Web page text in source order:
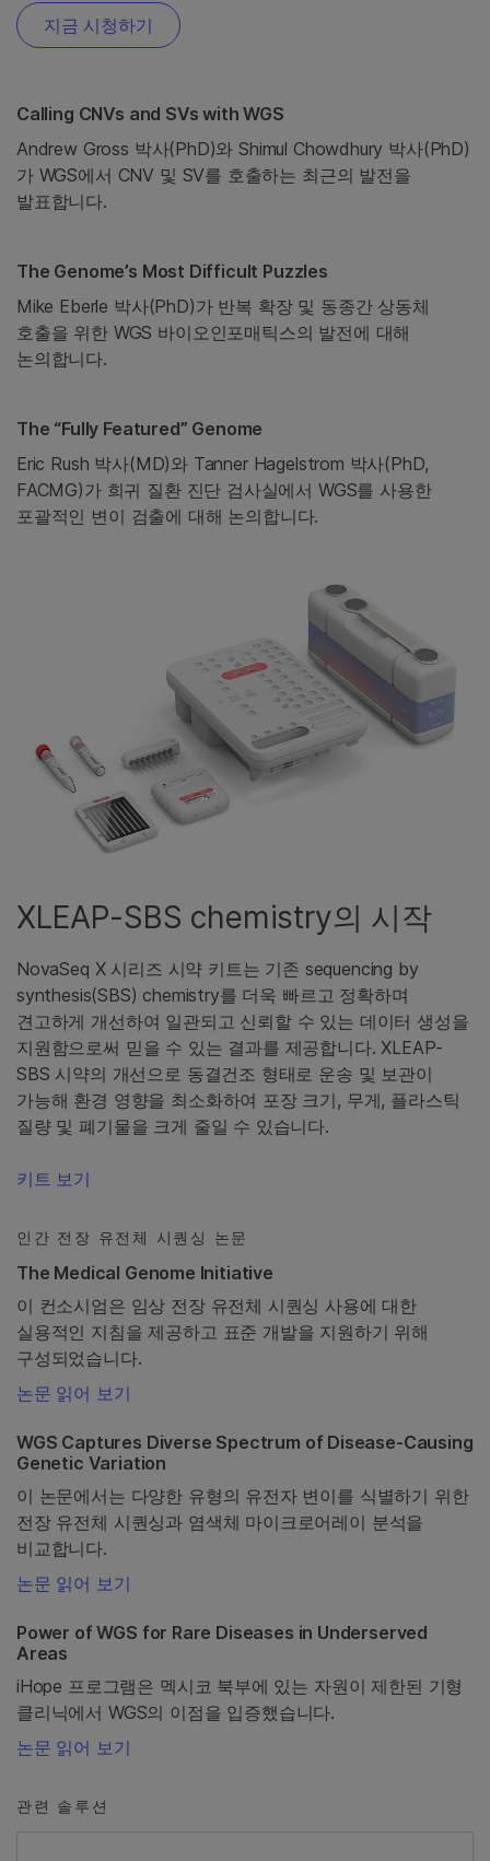
지금 시청하기
Calling CNVs and SVs with WGS
Andrew Gross 박사(PhD)와 Shimul Chowdhury 박사(PhD)
가 WGS에서 CNV 및 SV를 호출하는 최근의 발전을
발표합니다.
The Genome’s Most Difficult Puzzles
Mike Eberle 박사(PhD)가 반복 확장 및 동종간 상동체
호출을 위한 WGS 바이오인포매틱스의 발전에 대해
논의합니다.
The “Fully Featured” Genome
Eric Rush 박사(MD)와 Tanner Hagelstrom 박사(PhD,
FACMG)가 희귀 질환 진단 검사실에서 WGS를 사용한
포괄적인 변이 검출에 대해 논의합니다.
XLEAP-SBS chemistry의 시작
NovaSeq X 시리즈 시약 키트는 기존 sequencing by
synthesis(SBS) chemistry를 더욱 빠르고 정확하며
견고하게 개선하여 일관되고 신뢰할 수 있는 데이터 생성을
지원함으로써 믿을 수 있는 결과를 제공합니다. XLEAP-
SBS 시약의 개선으로 동결건조 형태로 운송 및 보관이
가능해 환경 영향을 최소화하여 포장 크기, 무게, 플라스틱
질량 및 폐기물을 크게 줄일 수 있습니다.
키트 보기
인간 전장 유전체 시퀀싱 논문
The Medical Genome Initiative
이 컨소시엄은 임상 전장 유전체 시퀀싱 사용에 대한
실용적인 지침을 제공하고 표준 개발을 지원하기 위해
구성되었습니다.
논문 읽어 보기
WGS Captures Diverse Spectrum of Disease-Causing
Genetic Variation
이 논문에서는 다양한 유형의 유전자 변이를 식별하기 위한
전장 유전체 시퀀싱과 염색체 마이크로어레이 분석을
비교합니다.
논문 읽어 보기
Power of WGS for Rare Diseases in Underserved
Areas
iHope 프로그램은 멕시코 북부에 있는 자원이 제한된 기형
클리닉에서 WGS의 이점을 입증했습니다.
논문 읽어 보기
관련 솔루션